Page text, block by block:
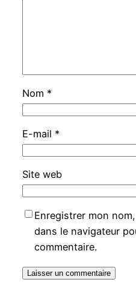
Nom *
E-mail *
Site web
Enregistrer mon
dans le navigateur
commentaire.